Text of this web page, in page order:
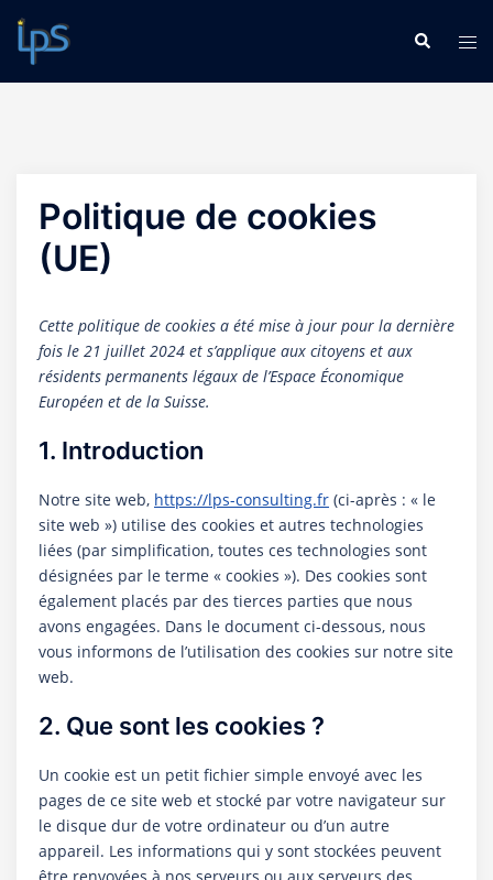
Aller
contenu
Politique de cookies
(UE)
Cette politique de cookies a été mise à jour pour la dernière
fois le 21 juillet 2024 et s’applique aux citoyens et aux
résidents permanents légaux de l’Espace Économique
Européen et de la Suisse.
1. Introduction
Notre site web, https://lps-consulting.fr (ci-après : « le
site web ») utilise des cookies et autres technologies
liées (par simplification, toutes ces technologies sont
désignées par le terme « cookies »). Des cookies sont
également placés par des tierces parties que nous
avons engagées. Dans le document ci-dessous, nous
vous informons de l’utilisation des cookies sur notre site
web.
2. Que sont les cookies ?
Un cookie est un petit fichier simple envoyé avec les
pages de ce site web et stocké par votre navigateur sur
le disque dur de votre ordinateur ou d’un autre
appareil. Les informations qui y sont stockées peuvent